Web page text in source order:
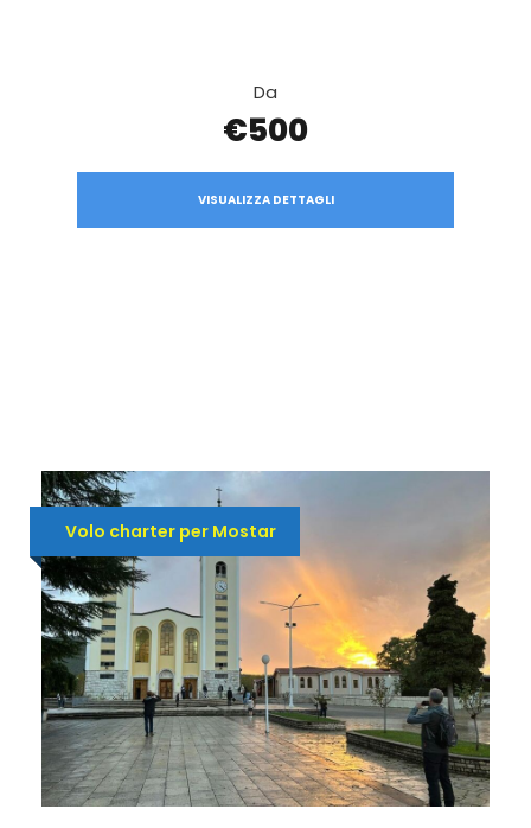
Da
€500
VISUALIZZA DETTAGLI
Volo charter per Mostar